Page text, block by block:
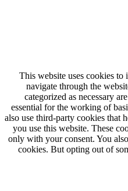
This website uses cookies
navigate through the
categorized as necessary
essential for the working of
also use third-party cookies that
you use this website. These
only with your consent. You
cookies. But opting out of